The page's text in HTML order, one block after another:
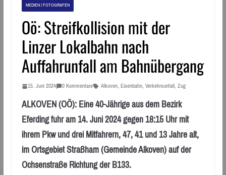
MEDIEN / FOTOGRAFEN
Oö: Streifkollision mit der
Linzer Lokalbahn nach
Auffahrunfall am Bahnübergang
15. Juni 2024 0 Kommentare Alkoven, Eisenbahn, Verkehrsunfall, Zug
ALKOVEN (OÖ): Eine 40-Jährige aus dem Bezirk
Eferding fuhr am 14. Juni 2024 gegen 18:15 Uhr mit
ihrem Pkw und drei Mitfahrern, 47, 41 und 13 Jahre alt,
im Ortsgebiet Straßham (Gemeinde Alkoven) auf der
Ochsenstraße Richtung der B133.